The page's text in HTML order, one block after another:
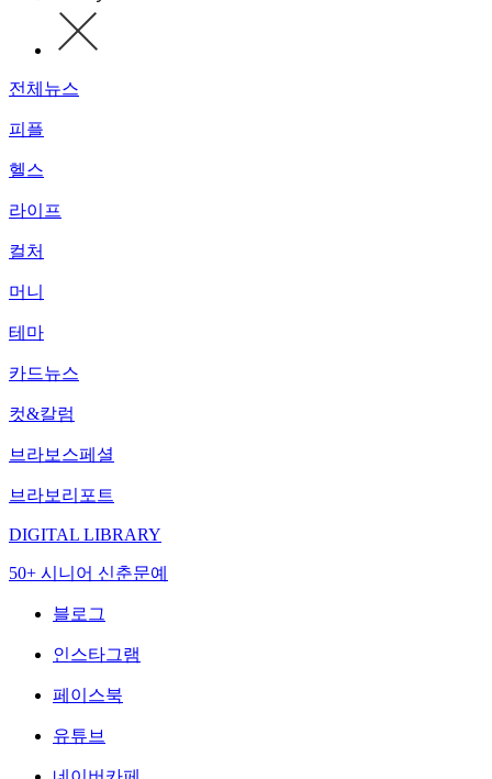
전체뉴스
피플
헬스
라이프
컬처
머니
테마
카드뉴스
컷&칼럼
브라보스페셜
브라보리포트
DIGITAL LIBRARY
50+ 시니어 신춘문예
블로그
인스타그램
페이스북
유튜브